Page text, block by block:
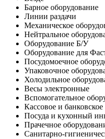
Барное оборудование
Линии раздачи
Механическое
Нейтральное
Оборудование Б/У
Оборудование для
Посудомоечное
Упаковочное
Холодильное
Весы электронные
Вспомогательное
Кассовое и
Посуда и кухонный
Прачечное
Санитарно-